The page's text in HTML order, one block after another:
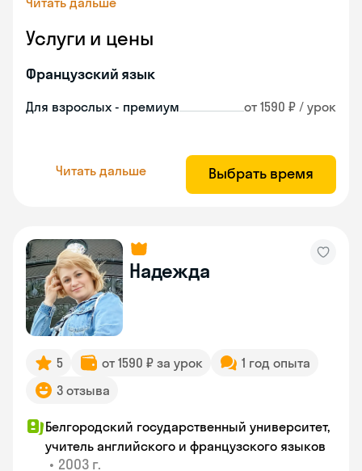
Услуги и цены
Французский язык
Для взрослых - премиум от 1590 ₽ / урок
Читать дальше Выбрать время
Надежда
5 от 1590 ₽ за урок
1 год опыта
3 отзыва
Белгородский государственный университет,
учитель английского и французского языков
• 2003 г.